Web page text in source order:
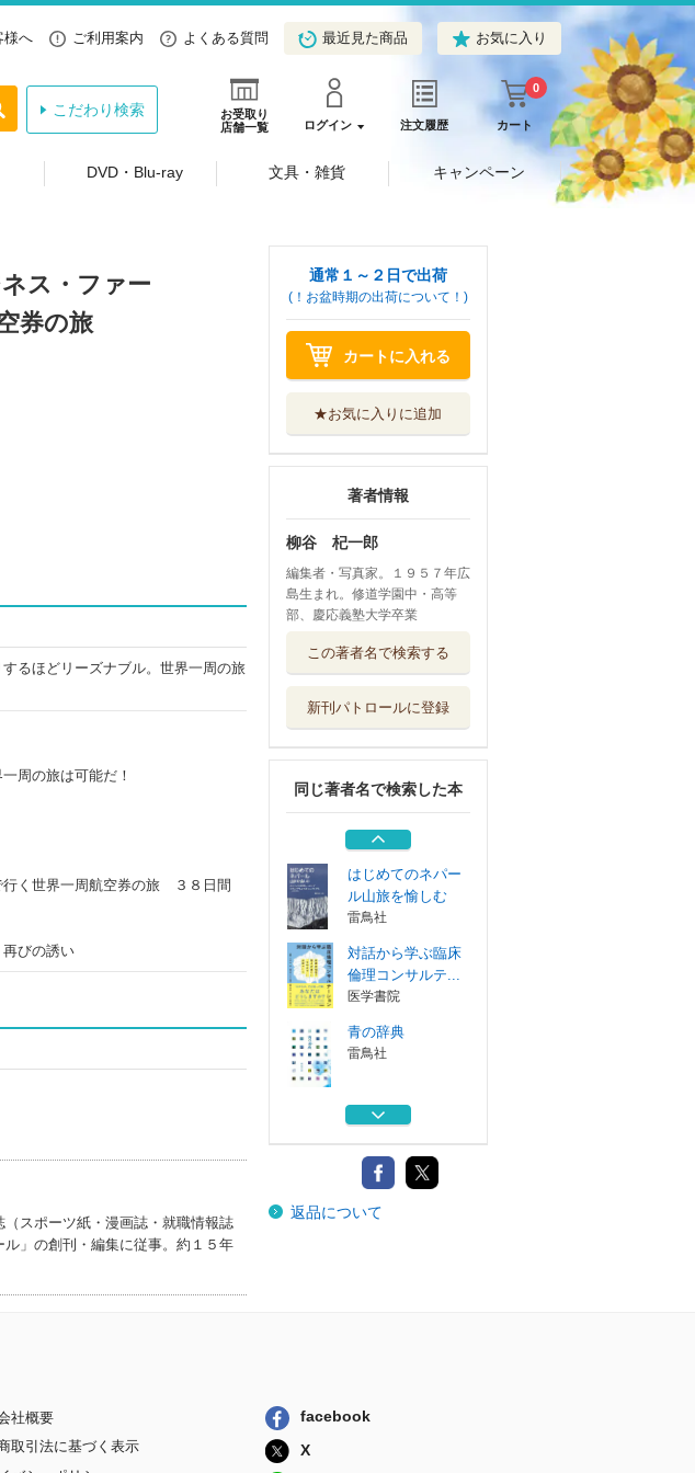
様へ ご利用案内 よくある質問 最近見た商品 お気に入り
お受取り
店舗一覧
ログイン 注文履歴 カート
0
こだわり検索
DVD・Blu-ray 文具・雑貨 キャンペーン
ス・ファー
券の旅
るほどリーズナブル。世界一周の旅
周の旅は可能だ！
行く世界一周航空券の旅 ３８日間
びの誘い
スポーツ紙・漫画誌・就職情報誌
」の創刊・編集に従事。約１５年
通常１～２日で出荷
(！お盆時期の出荷について！)
カートに入れる
★お気に入りに追加
著者情報
柳谷 杞一郎
編集者・写真家。１９５７年広
島生まれ。修道学園中・高等
部、慶応義塾大学卒業
この著者名で検索する
新刊パトロールに登録
同じ著者名で検索した本
雷鳥社
パキスタンの山旅
雷鳥社
６５歳からのエベ
レスト街道トレ...
雷鳥社
はじめてのネパー
ル山旅を愉しむ
雷鳥社
対話から学ぶ臨床
倫理コンサルテ...
医学書院
青の辞典
雷鳥社
パキスタンの山旅
雷鳥社
６５歳からのエベ
レスト街道トレ...
青の辞典
返品について
社概要
取引法に基づく表示
facebook
X